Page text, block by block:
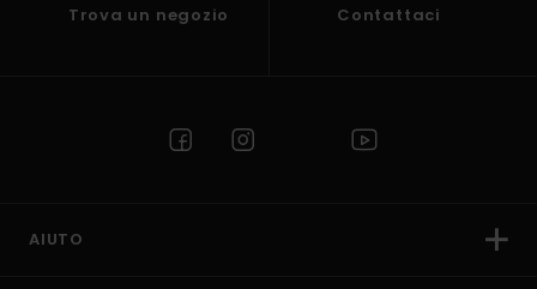
Trova un negozio Contattaci
AIUTO